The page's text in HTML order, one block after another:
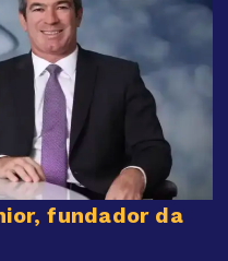
fundador da